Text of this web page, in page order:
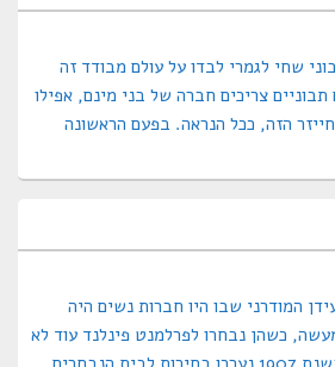
שחי לגמרי לבדו על עולם מבודד זה
תבוניים צריכים חברה של בני מינם, אפילו
הזה, ככל הנראה. בפעם הראשונה
המודרני שבו היו חברות נשים היה
כשהן נבחרו לפרלמנט פינלנד עוד לא